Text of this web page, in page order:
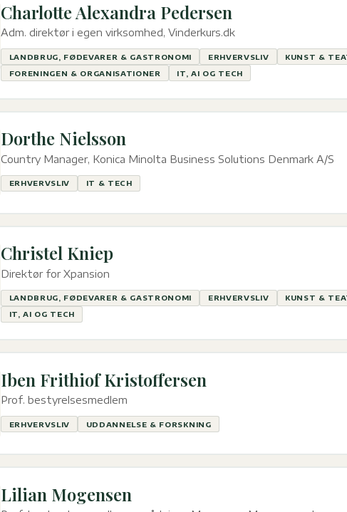
Charlotte Alexandra Pedersen
Adm. direktør i egen virksomhed, Vinderkurs.dk
LANDBRUG, FØDEVARER & GASTRONOMI ERHVERVSLIV
KUNST &
FORENINGEN & ORGANISATIONER
IT, AI OG TECH
Dorthe Nielsson
Country Manager, Konica Minolta Business Solutions Denmark A/S
ERHVERVSLIV IT & TECH
Christel Kniep
Direktør for Xpansion
LANDBRUG, FØDEVARER & GASTRONOMI ERHVERVSLIV
KUNST &
IT, AI OG TECH
Iben Frithiof Kristoffersen
Prof. bestyrelsesmedlem
ERHVERVSLIV UDDANNELSE & FORSKNING
Lilian Mogensen